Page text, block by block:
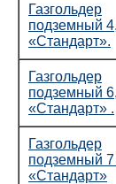
Газгольдер
подземный
«Стандарт».
Газгольдер
подземный
«Стандарт» .
Газгольдер
подземный
«Стандарт»